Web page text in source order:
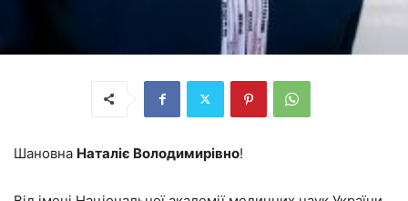
Шановна Наталіє Володимирівно!